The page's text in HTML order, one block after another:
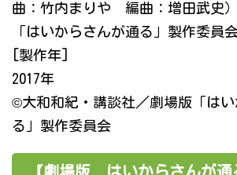
曲：竹内まりや 編曲：増田武史
「はいからさんが通る」製作委員
[製作年]
2017年
©大和和紀・講談社／劇場版「は
る」製作委員会
【劇場版 はいからさんが